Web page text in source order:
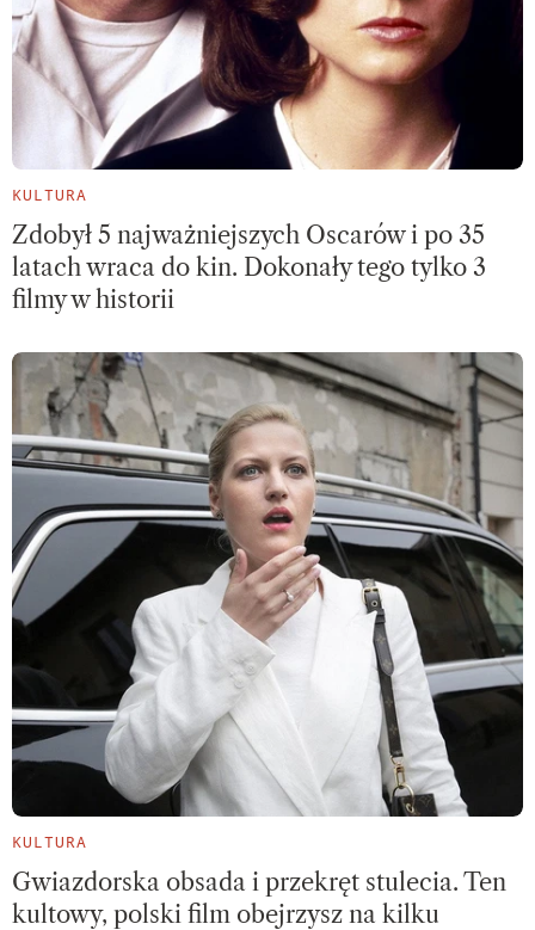
KULTURA
Zdobył 5 najważniejszych Oscarów i po 35
latach wraca do kin. Dokonały tego tylko 3
filmy w historii
KULTURA
Gwiazdorska obsada i przekręt stulecia. Ten
kultowy, polski film obejrzysz na kilku